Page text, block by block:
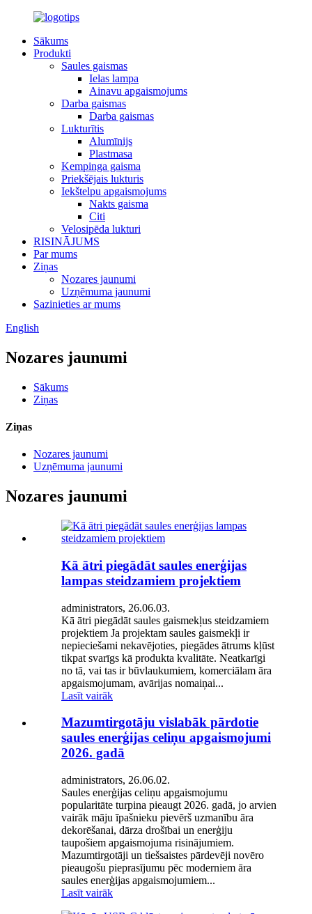
Sākums
Produkti
Saules gaismas
Ielas lampa
Ainavu apgaismojums
Darba gaismas
Darba gaismas
Lukturītis
Alumīnijs
Plastmasa
Kempinga gaisma
Priekšējais lukturis
Iekštelpu apgaismojums
Nakts gaisma
Citi
Velosipēda lukturi
RISINĀJUMS
Par mums
Ziņas
Nozares jaunumi
Uzņēmuma jaunumi
Sazinieties ar mums
English
Nozares jaunumi
Sākums
Ziņas
Ziņas
Nozares jaunumi
Uzņēmuma jaunumi
Nozares jaunumi
Kā ātri piegādāt saules enerģijas
lampas steidzamiem projektiem
administrators, 26.06.03.
Kā ātri piegādāt saules gaismekļus steidzamiem
projektiem Ja projektam saules gaismekļi ir
nepieciešami nekavējoties, piegādes ātrums kļūst
tikpat svarīgs kā produkta kvalitāte. Neatkarīgi
no tā, vai tas ir būvlaukumiem, komerciālam āra
apgaismojumam, avārijas nomaiņai...
Lasīt vairāk
Mazumtirgotāju vislabāk pārdotie
saules enerģijas celiņu apgaismojumi
2026. gadā
administrators, 26.06.02.
Saules enerģijas celiņu apgaismojumu
popularitāte turpina pieaugt 2026. gadā, jo arvien
vairāk māju īpašnieku pievērš uzmanību āra
dekorēšanai, dārza drošībai un enerģiju
taupošiem apgaismojuma risinājumiem.
Mazumtirgotāji un tiešsaistes pārdevēji novēro
pieaugošu pieprasījumu pēc moderniem āra
saules enerģijas apgaismojumiem...
Lasīt vairāk